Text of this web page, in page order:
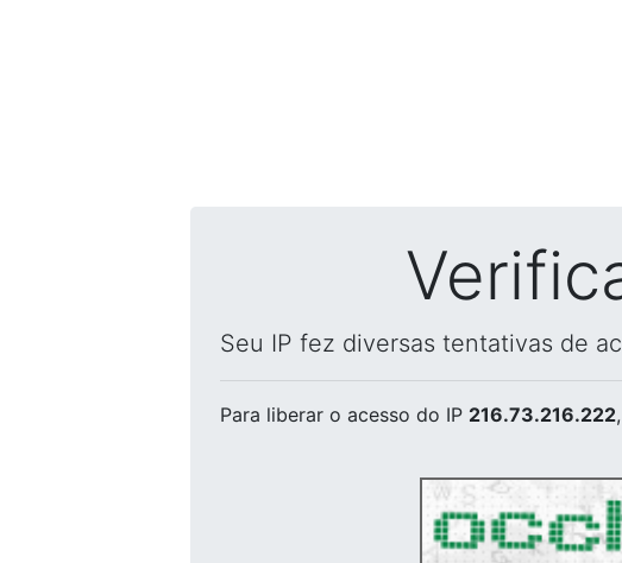
Seu IP fez diversas tentativas de
Para liberar o acesso do IP 216.73.216.222